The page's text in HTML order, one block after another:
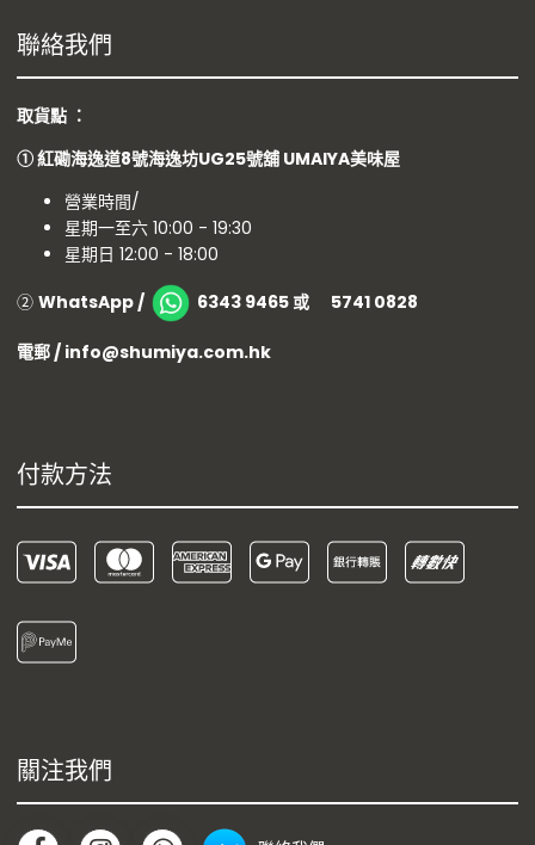
聯絡我們
取貨點 ：
①紅磡海逸道8號海逸坊UG25號舖 UMAIYA美味屋
營業時間/
星期一至六 10:00 - 19:30
星期日 12:00 - 18:00
② WhatsApp / 6343 9465 或 5741 0828
電郵 / info@shumiya.com.hk
付款方法
關注我們